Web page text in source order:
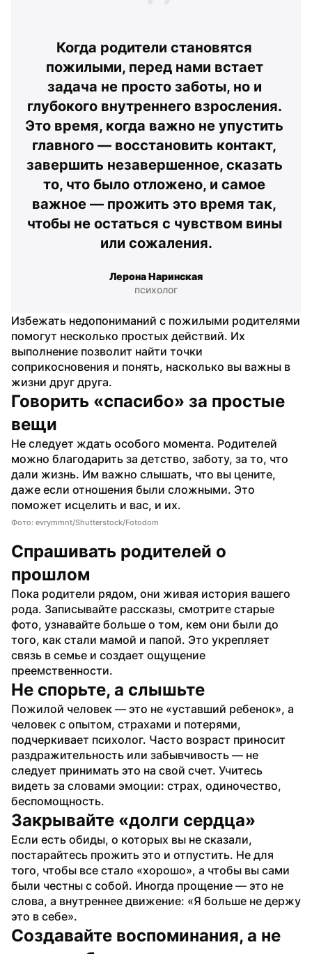
Когда родители становятся
пожилыми, перед нами встает
задача не просто заботы, но и
глубокого внутреннего взросления.
Это время, когда важно не упустить
главного — восстановить контакт,
завершить незавершенное, сказать
то, что было отложено, и самое
важное — прожить это время так,
чтобы не остаться с чувством вины
или сожаления.
Лерона Наринская
психолог
Избежать недопониманий с пожилыми родителями
помогут несколько простых действий. Их
выполнение позволит найти точки
соприкосновения и понять, насколько вы важны в
жизни друг друга.
Говорить «спасибо» за простые
вещи
Не следует ждать особого момента. Родителей
можно благодарить за детство, заботу, за то, что
дали жизнь. Им важно слышать, что вы цените,
даже если отношения были сложными. Это
поможет исцелить и вас, и их.
Фото: evrymmnt/Shutterstock/Fotodom
Спрашивать родителей о
прошлом
Пока родители рядом, они живая история вашего
рода. Записывайте рассказы, смотрите старые
фото, узнавайте больше о том, кем они были до
того, как стали мамой и папой. Это укрепляет
связь в семье и создает ощущение
преемственности.
Не спорьте, а слышьте
Пожилой человек — это не «уставший ребенок», а
человек с опытом, страхами и потерями,
подчеркивает психолог. Часто возраст приносит
раздражительность или забывчивость — не
следует принимать это на свой счет. Учитесь
видеть за словами эмоции: страх, одиночество,
беспомощность.
Закрывайте «долги сердца»
Если есть обиды, о которых вы не сказали,
постарайтесь прожить это и отпустить. Не для
того, чтобы все стало «хорошо», а чтобы вы сами
были честны с собой. Иногда прощение — это не
слова, а внутреннее движение: «Я больше не держу
это в себе».
Создавайте воспоминания, а не